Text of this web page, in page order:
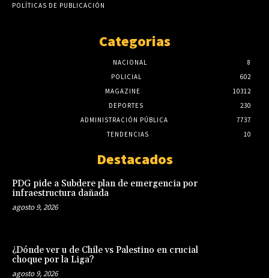
POLÍTICAS DE PUBLICACIÓN
Categorias
NACIONAL
8
POLICIAL
602
MAGAZINE
10312
DEPORTES
230
ADMINISTRACIÓN PÚBLICA
7737
TENDENCIAS
10
Destacados
PDG pide a Subdere plan de emergencia por
infraestructura dañada
agosto 9, 2026
¿Dónde ver u de Chile vs Palestino en crucial
choque por la Liga?
agosto 9, 2026